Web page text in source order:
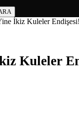
İkiz Kuleler Endişesi!
Kuleler